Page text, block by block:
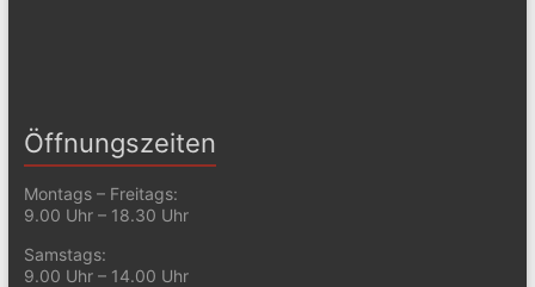
Öffnungszeiten
Montags – Freitags:
9.00 Uhr – 18.30 Uhr
Samstags:
9.00 Uhr – 14.00 Uhr